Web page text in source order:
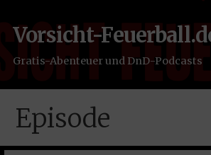
Inhalt
springen
Vorsicht-
Gratis-Abenteuer und DnD-Podcasts
Episode